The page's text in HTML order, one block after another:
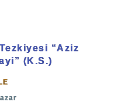
“Aziz
(K.S.)